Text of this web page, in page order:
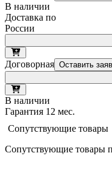
В наличии
Доставка по
России
Договорная Оставить
В наличии
Гарантия 12 мес.
Сопутствующие товары
Сопутствующие товары